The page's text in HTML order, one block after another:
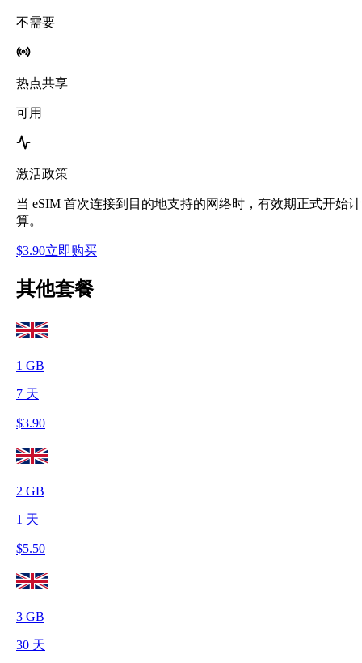
不需要
热点共享
可用
激活政策
当 eSIM 首次连接到目的地支持的网络时，有效期正式开始计
算。
$3.90立即购买
其他套餐
1 GB
7 天
$3.90
2 GB
1 天
$5.50
3 GB
30 天